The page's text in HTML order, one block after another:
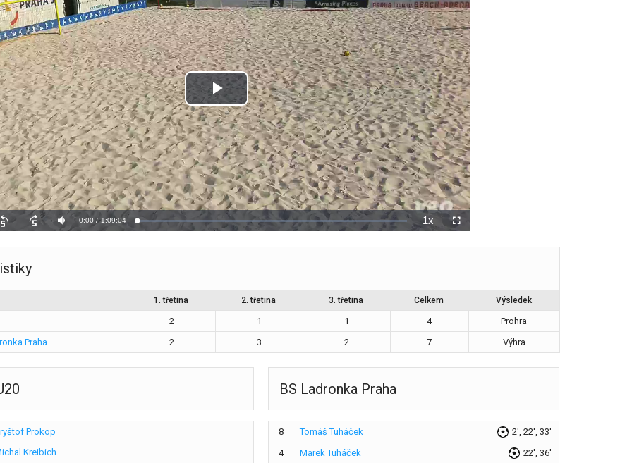
1. třetina 2. třetina 3. třetina Celkem Výsledek
2 1 1 4
Prohra
Praha
2 3 2 7 Výhra
Prokop
Kreibich
BS Ladronka Praha
8 Tomáš Tuháček
2', 22', 33'
4
Marek Tuháček 22', 36'